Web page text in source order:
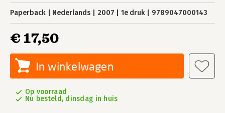
Paperback Nederlands 2007 1e druk 9789047000143
€ 17,50
In winkelwagen
Op voorraad
Nu besteld, dinsdag in huis